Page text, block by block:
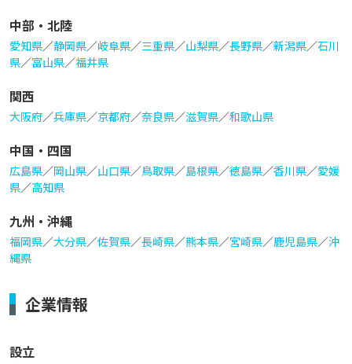
中部・北陸
愛知県／静岡県／岐阜県／三重県／山梨県／長野県／新潟県／石川
県／富山県／福井県
関西
大阪府／兵庫県／京都府／奈良県／滋賀県／和歌山県
中国・四国
広島県／岡山県／山口県／鳥取県／島根県／徳島県／香川県／愛媛
県／高知県
九州・沖縄
福岡県／大分県／佐賀県／長崎県／熊本県／宮崎県／鹿児島県／沖
縄県
企業情報
設立